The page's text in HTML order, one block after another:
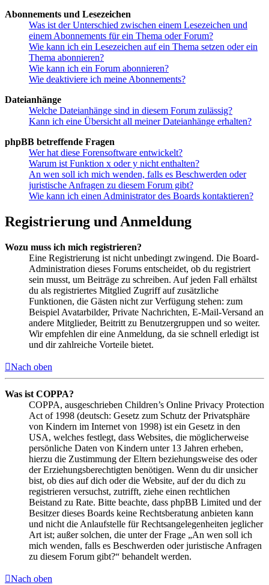
Abonnements und Lesezeichen
Was ist der Unterschied zwischen einem Lesezeichen und
einem Abonnements für ein Thema oder Forum?
Wie kann ich ein Lesezeichen auf ein Thema setzen oder ein
Thema abonnieren?
Wie kann ich ein Forum abonnieren?
Wie deaktiviere ich meine Abonnements?
Dateianhänge
Welche Dateianhänge sind in diesem Forum zulässig?
Kann ich eine Übersicht all meiner Dateianhänge erhalten?
phpBB betreffende Fragen
Wer hat diese Forensoftware entwickelt?
Warum ist Funktion x oder y nicht enthalten?
An wen soll ich mich wenden, falls es Beschwerden oder
juristische Anfragen zu diesem Forum gibt?
Wie kann ich einen Administrator des Boards kontaktieren?
Registrierung und Anmeldung
Wozu muss ich mich registrieren?
Eine Registrierung ist nicht unbedingt zwingend. Die Board-
Administration dieses Forums entscheidet, ob du registriert
sein musst, um Beiträge zu schreiben. Auf jeden Fall erhältst
du als registriertes Mitglied Zugriff auf zusätzliche
Funktionen, die Gästen nicht zur Verfügung stehen: zum
Beispiel Avatarbilder, Private Nachrichten, E-Mail-Versand an
andere Mitglieder, Beitritt zu Benutzergruppen und so weiter.
Wir empfehlen dir eine Anmeldung, da sie schnell erledigt ist
und dir zahlreiche Vorteile bietet.
Nach oben
Was ist COPPA?
COPPA, ausgeschrieben Children’s Online Privacy Protection
Act of 1998 (deutsch: Gesetz zum Schutz der Privatsphäre
von Kindern im Internet von 1998) ist ein Gesetz in den
USA, welches festlegt, dass Websites, die möglicherweise
persönliche Daten von Kindern unter 13 Jahren erheben,
hierzu die Zustimmung der Eltern beziehungsweise des oder
der Erziehungsberechtigten benötigen. Wenn du dir unsicher
bist, ob dies auf dich oder die Website, auf der du dich zu
registrieren versuchst, zutrifft, ziehe einen rechtlichen
Beistand zu Rate. Bitte beachte, dass phpBB Limited und der
Besitzer dieses Boards keine Rechtsberatung anbieten kann
und nicht die Anlaufstelle für Rechtsangelegenheiten jeglicher
Art ist; außer solchen, die unter der Frage „An wen soll ich
mich wenden, falls es Beschwerden oder juristische Anfragen
zu diesem Forum gibt?“ behandelt werden.
Nach oben